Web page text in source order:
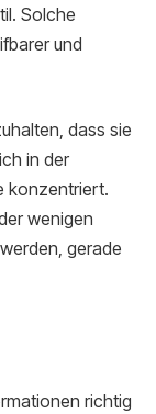
Solche
und
dass sie
in der
konzentriert.
wenigen
gerade
richtig